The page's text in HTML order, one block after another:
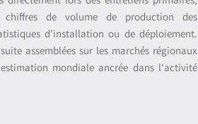
chiffres de volume de production des
d'installation ou de déploiement.
assemblées sur les marchés régionaux
mondiale ancrée dans l'activité